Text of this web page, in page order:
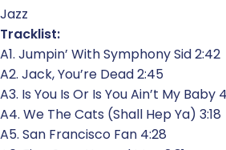
Jazz
Tracklist:
A1. Jumpin’ With Symphony Sid 2:42
A2. Jack, You’re Dead 2:45
A3. Is You Is Or Is You Ain’t My Baby
A4. We The Cats (Shall Hep Ya) 3:18
A5. San Francisco Fan 4:28